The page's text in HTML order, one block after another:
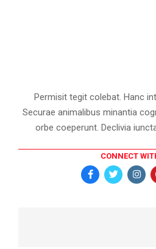
Permisit tegit colebat. Hanc
Securae animalibus minantia
orbe coeperunt. Declivia
CONNECT